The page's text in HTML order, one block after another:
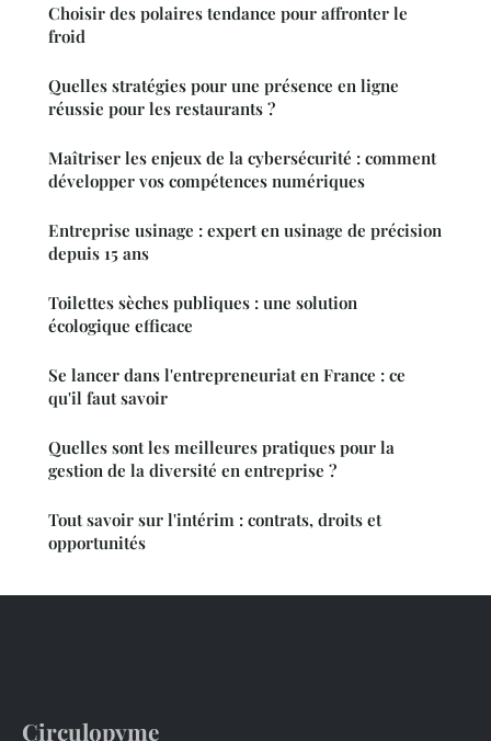
Choisir des polaires tendance pour affronter le
froid
Quelles stratégies pour une présence en ligne
réussie pour les restaurants ?
Maîtriser les enjeux de la cybersécurité : comment
développer vos compétences numériques
Entreprise usinage : expert en usinage de précision
depuis 15 ans
Toilettes sèches publiques : une solution
écologique efficace
Se lancer dans l'entrepreneuriat en France : ce
qu'il faut savoir
Quelles sont les meilleures pratiques pour la
gestion de la diversité en entreprise ?
Tout savoir sur l'intérim : contrats, droits et
opportunités
Circulopyme